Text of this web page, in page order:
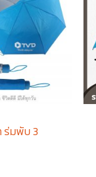
ร่มพับ 3